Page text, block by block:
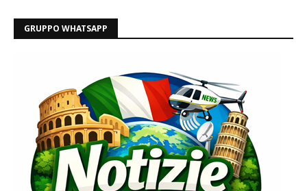
GRUPPO WHATSAPP